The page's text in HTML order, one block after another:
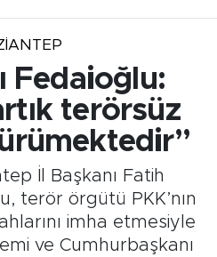
Fedaioğlu:
terörsüz
İl Başkanı Fatih
terör örgütü PKK’nın
imha etmesiyle
ve Cumhurbaşkanı
ve Fikstür